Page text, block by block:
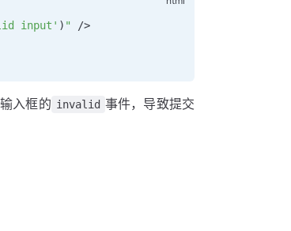
input' ) "
/>
入框的 invalid 事件，导致提交